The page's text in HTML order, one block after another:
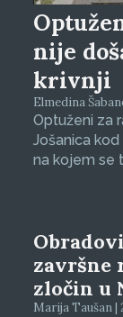
nije
krivnji
Elmedina
Optuženi za
Jošanica
na kojem se
završne
zločin u
Marija Taušan |